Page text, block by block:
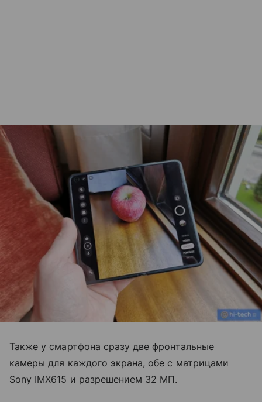
Также у смартфона сразу две фронтальные
камеры для каждого экрана, обе с матрицами
Sony IMX615 и разрешением 32 МП.